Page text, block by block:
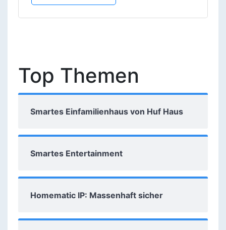
Top Themen
Smartes Einfamilienhaus von Huf Haus
Smartes Entertainment
Homematic IP: Massenhaft sicher